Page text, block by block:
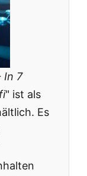
In 7
" ist als
Es